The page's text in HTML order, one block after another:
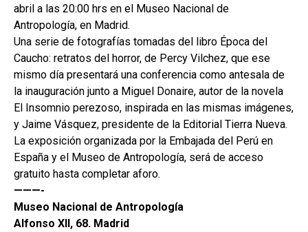
abril a las 20:00 hrs en el Museo Nacional de
Antropología, en Madrid.
Una serie de fotografías tomadas del libro Época del
Caucho: retratos del horror, de Percy Vilchez, que ese
mismo día presentará una conferencia como antesala de
la inauguración junto a Miguel Donaire, autor de la novela
El Insomnio perezoso, inspirada en las mismas imágenes,
y Jaime Vásquez, presidente de la Editorial Tierra Nueva.
La exposición organizada por la Embajada del Perú en
España y el Museo de Antropología, será de acceso
gratuito hasta completar aforo.
———-
Museo Nacional de Antropología
Alfonso XII, 68. Madrid